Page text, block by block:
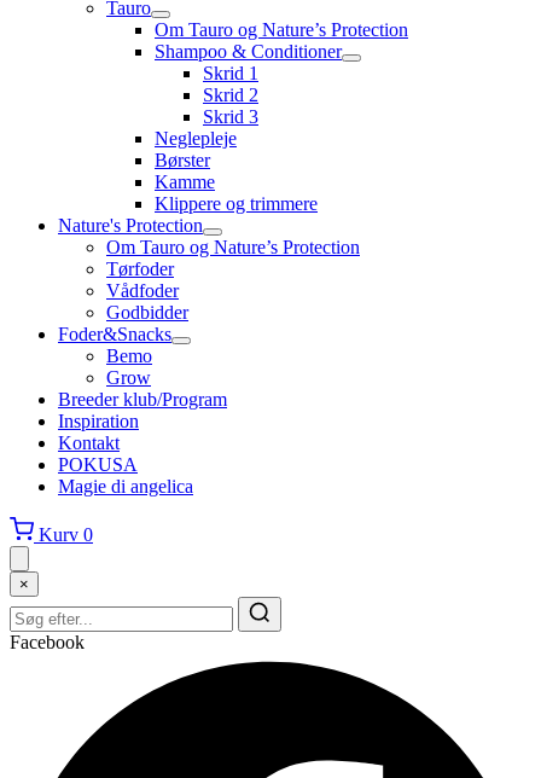
Tauro
Om Tauro og Nature’s Protection
Shampoo & Conditioner
Skrid 1
Skrid 2
Skrid 3
Neglepleje
Børster
Kamme
Klippere og trimmere
Nature's Protection
Om Tauro og Nature’s Protection
Tørfoder
Vådfoder
Godbidder
Foder&Snacks
Bemo
Grow
Breeder klub/Program
Inspiration
Kontakt
POKUSA
Magie di angelica
Kurv 0
×
Facebook